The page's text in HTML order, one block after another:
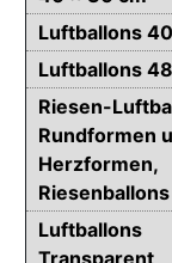
Luftballons
Luftballons
Riesen-
Rundformen
Herzformen,
Riesenballons
Luftballons
Transparent